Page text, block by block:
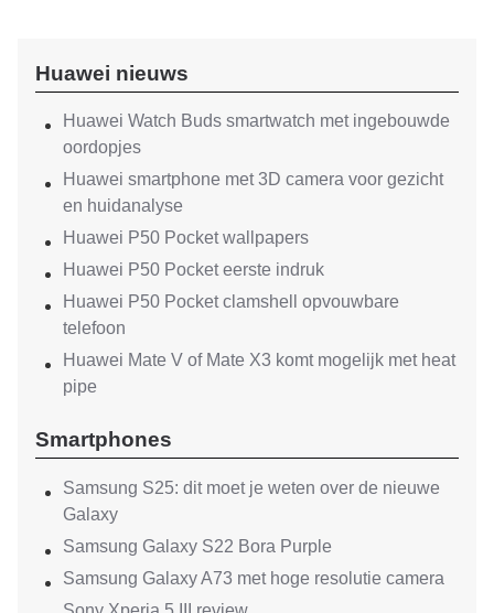
Huawei nieuws
Huawei Watch Buds smartwatch met ingebouwde
oordopjes
Huawei smartphone met 3D camera voor gezicht
en huidanalyse
Huawei P50 Pocket wallpapers
Huawei P50 Pocket eerste indruk
Huawei P50 Pocket clamshell opvouwbare
telefoon
Huawei Mate V of Mate X3 komt mogelijk met heat
pipe
Smartphones
Samsung S25: dit moet je weten over de nieuwe
Galaxy
Samsung Galaxy S22 Bora Purple
Samsung Galaxy A73 met hoge resolutie camera